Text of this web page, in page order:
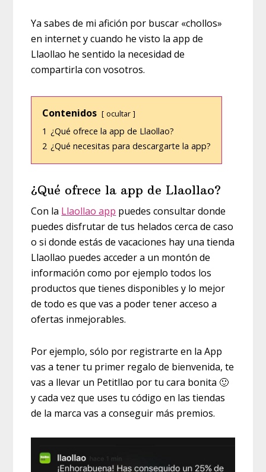
Ya sabes de mi afición por buscar «chollos»
en internet y cuando he visto la app de
Llaollao he sentido la necesidad de
compartirla con vosotros.
Contenidos ocultar
1 ¿Qué ofrece la app de Llaollao?
2 ¿Qué necesitas para descargarte la app?
¿Qué ofrece la app de Llaollao?
Con la Llaollao app puedes consultar donde
puedes disfrutar de tus helados cerca de caso
o si donde estás de vacaciones hay una tienda
Llaollao puedes acceder a un montón de
información como por ejemplo todos los
productos que tienes disponibles y lo mejor
de todo es que vas a poder tener acceso a
ofertas inmejorables.
Por ejemplo, sólo por registrarte en la App
vas a tener tu primer regalo de bienvenida, te
vas a llevar un Petitllao por tu cara bonita 🙂
y cada vez que uses tu código en las tiendas
de la marca vas a conseguir más premios.